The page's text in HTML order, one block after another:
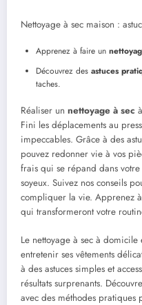
Nettoyage à sec maison :
Apprenez à faire un
Découvrez des astuces
taches.
Réaliser un nettoyage à sec
Fini les déplacements au
impeccables. Grâce à des
pouvez redonner vie à vos
frais qui se répand dans
soyeux. Suivez nos conseils
compliquer la vie. Apprenez
qui transformeront votre
Le nettoyage à sec à
entretenir ses vêtements
à des astuces simples et
résultats surprenants.
avec des méthodes